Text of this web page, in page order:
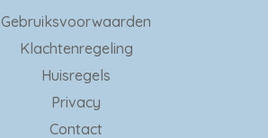
Gebruiksvoorwaarden
Klachtenregeling
Huisregels
Privacy
Contact